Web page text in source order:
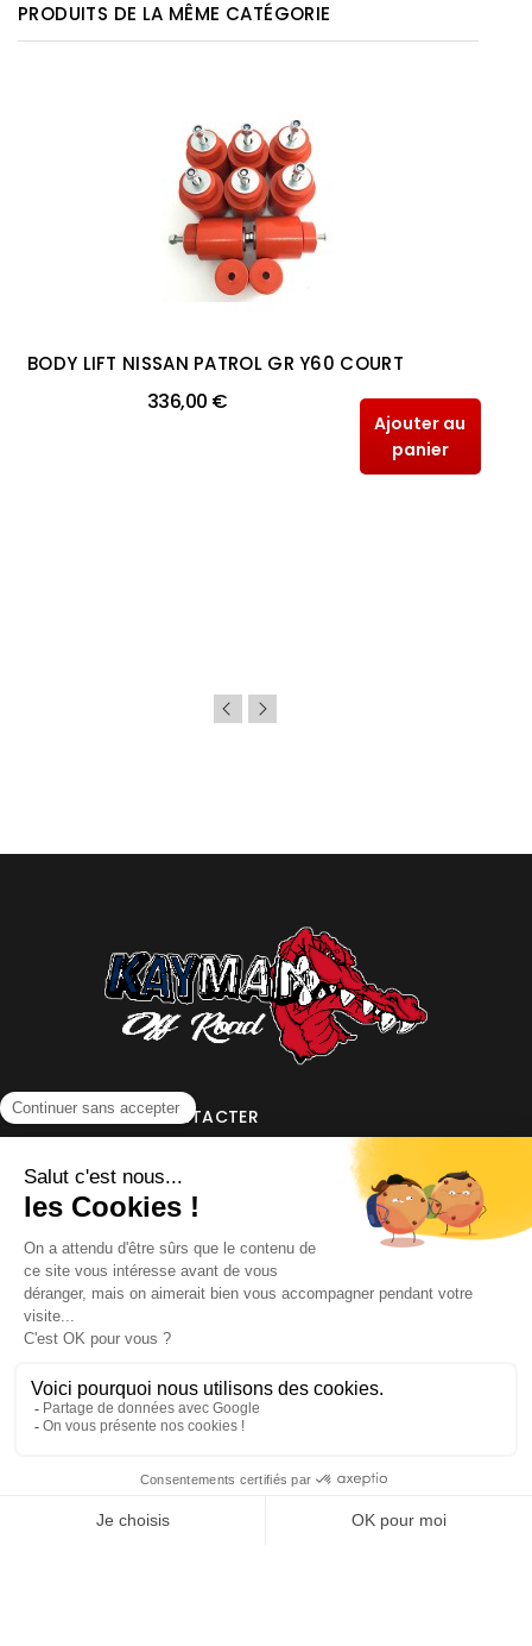
PRODUITS DE LA MÊME CATÉGORIE
BODY LIFT NISSAN PATROL GR Y60 COURT
336,00 €
Ajouter au
panier
NOUS CONTACTER
INFORMATIONS
NOS PARTENAIRES
HORAIRES D'OUVERTURE
Création site ecommerce : SFIlMentions Légales